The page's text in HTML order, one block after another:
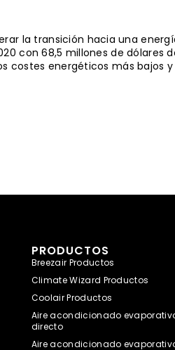
la transición hacia una
con 68,5 millones de dólares
costes energéticos más bajos
PRODUCTOS
Breezair Productos
Climate Wizard Productos
Coolair Productos
Aire acondicionado
directo
Aire acondicionado